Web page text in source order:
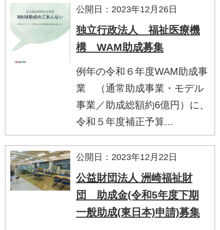
公開日：2023年12月26日
独立行政法人 福祉医療機
構 WAM助成募集
例年の令和６年度WAM助成事
業 （通常助成事業・モデル
事業／助成総額約6億円）に、
令和５年度補正予算...
公開日：2023年12月22日
公益財団法人 洲崎福祉財
団 助成金(令和5年度下期
一般助成(東日本)申請)募集